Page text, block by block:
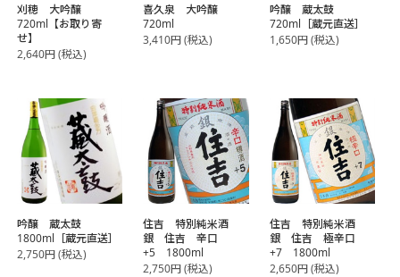
刈穂 大吟醸
720ml【お取り寄
せ】
2,640円(税込)
喜久泉 大吟醸
720ml
3,410円(税込)
吟醸 蔵太鼓
720ml［蔵元直送］
1,650円(税込)
吟醸 蔵太鼓
1800ml［蔵元直送］
2,750円(税込)
住吉 特別純米酒
銀 住吉 辛口
+5 1800ml
2,750円(税込)
住吉 特別純米酒
銀 住吉 極辛口
+7 1800ml
2,650円(税込)